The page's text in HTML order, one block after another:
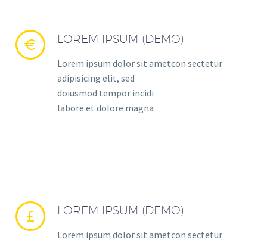

 LOREM IPSUM (DEMO)
Lorem ipsum dolor sit ametcon sectetur
adipisicing elit, sed
doiusmod tempor incidi
labore et dolore magna

 LOREM IPSUM (DEMO)
Lorem ipsum dolor sit ametcon sectetur